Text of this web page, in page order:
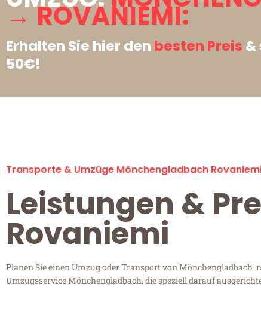
→ ROVANIEMI:
Erhalten Sie hier den besten Preis &
50€!
Transporte & Umzüge Mönchengladbach
Leistungen &
Rovaniemi
Planen Sie einen Umzug oder Transport von
Umzugsservice Mönchengladbach, die speziell darauf